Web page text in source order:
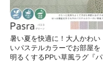
暑い夏を快適に！大人かわい
いパステルカラーでお部屋を
明るくするPPい草風ラグ『パ